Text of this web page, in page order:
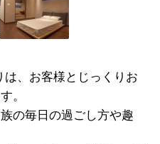
、お客様とじっくりお
。
の毎日の過ごし方や趣